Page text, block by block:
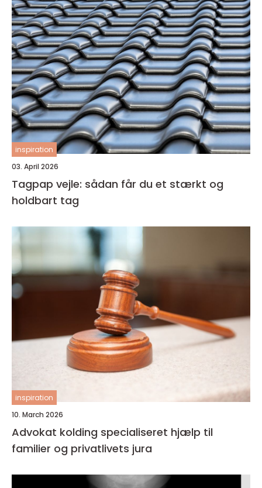
inspiration
03. April 2026
Tagpap vejle: sådan får du et stærkt og
holdbart tag
inspiration
10. March 2026
Advokat kolding specialiseret hjælp til
familier og privatlivets jura